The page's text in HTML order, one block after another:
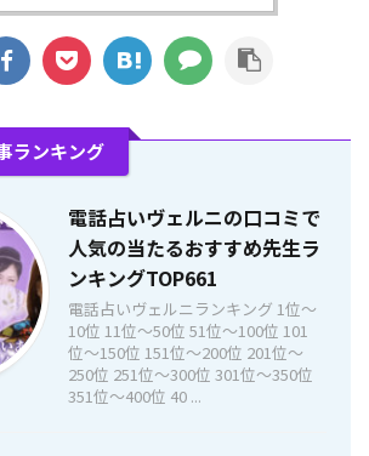
ランキング
電話占いヴェルニの口コミで
人気の当たるおすすめ先生ラ
ンキングTOP661
電話占いヴェルニランキング 1位〜
10位 11位〜50位 51位〜100位 101
位〜150位 151位〜200位 201位〜
250位 251位〜300位 301位〜350位
351位〜400位 40 ...